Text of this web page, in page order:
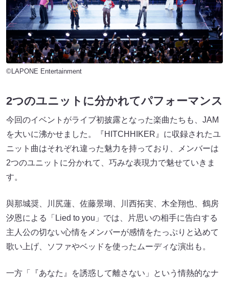
©LAPONE Entertainment
2つのユニットに分かれてパフォーマンス
今回のイベントがライブ初披露となった楽曲たちも、JAM
を大いに沸かせました。『HITCHHIKER』に収録されたユ
ニット曲はそれぞれ違った魅力を持っており、メンバーは
2つのユニットに分かれて、巧みな表現力で魅せていきま
す。
與那城奨、川尻蓮、佐藤景瑚、川西拓実、⽊全翔也、鶴房
汐恩による「Lied to you」では、片思いの相手に告白する
主人公の切ない心情をメンバーが感情をたっぷりと込めて
歌い上げ、ソファやベッドを使ったムーディな演出も。
一方「『あなた』を誘惑して離さない」という情熱的なナ